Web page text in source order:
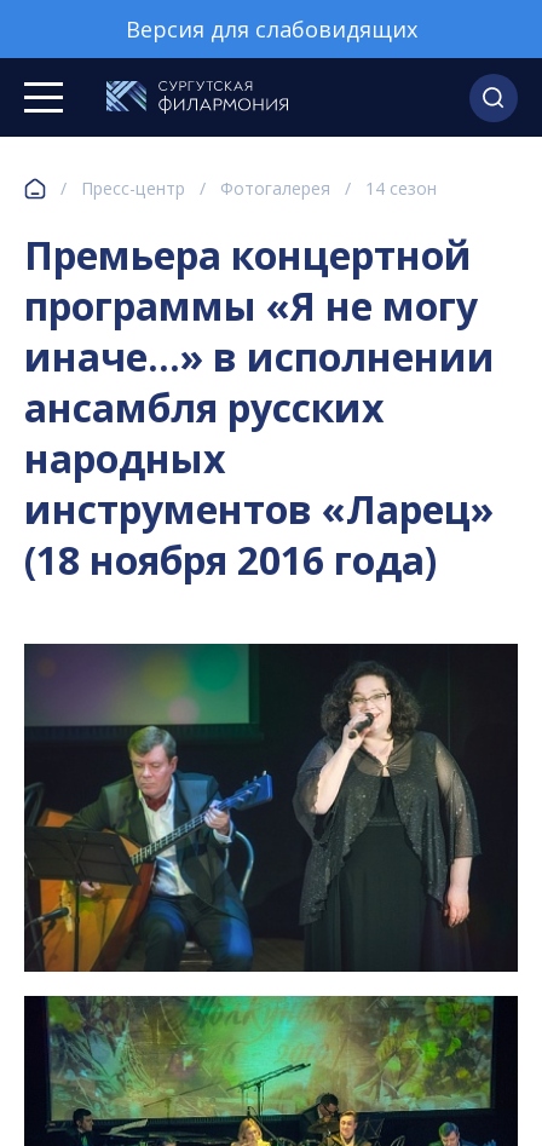
Версия для слабовидящих
/ Пресс-центр / Фотогалерея / 14 сезон
Премьера концертной
программы «Я не могу
иначе…» в исполнении
ансамбля русских
народных
инструментов «Ларец»
(18 ноября 2016 года)